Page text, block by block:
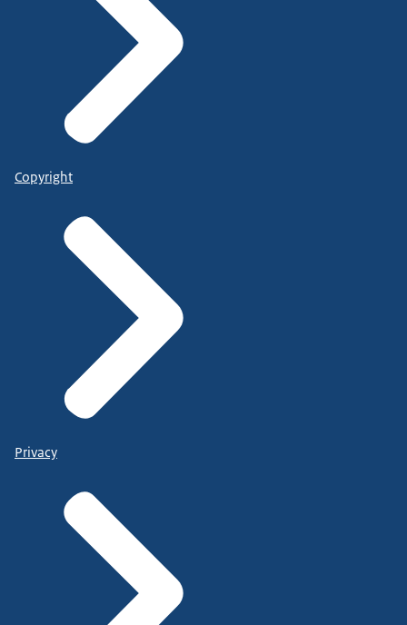
Copyright
Privacy